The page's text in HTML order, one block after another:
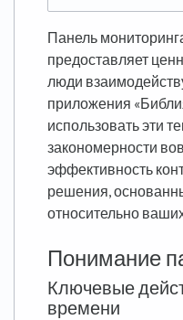
Панель
предоставляет
люди
приложения
использовать эти
закономерности
эффективность
решения,
относительно
Понимание
Ключевые
времени